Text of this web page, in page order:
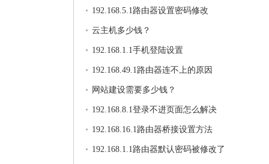
192.168.5.1路由器设置密码修改
云主机多少钱？
192.168.1.1手机登陆设置
192.168.49.1路由器连不上的原因
网站建设需要多少钱？
192.168.8.1登录不进页面怎么解决
192.168.16.1路由器桥接设置方法
192.168.1.1路由器默认密码被修改了